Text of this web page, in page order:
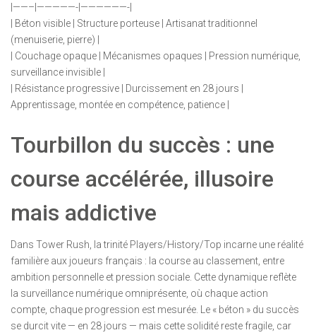
|——–|—————-|——————-|
| Béton visible | Structure porteuse | Artisanat traditionnel
(menuiserie, pierre) |
| Couchage opaque | Mécanismes opaques | Pression numérique,
surveillance invisible |
| Résistance progressive | Durcissement en 28 jours |
Apprentissage, montée en compétence, patience |
Tourbillon du succès : une
course accélérée, illusoire
mais addictive
Dans Tower Rush, la trinité Players/History/Top incarne une réalité
familière aux joueurs français : la course au classement, entre
ambition personnelle et pression sociale. Cette dynamique reflète
la surveillance numérique omniprésente, où chaque action
compte, chaque progression est mesurée. Le « béton » du succès
se durcit vite — en 28 jours — mais cette solidité reste fragile, car